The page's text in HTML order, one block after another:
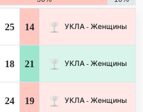
25 14 УКЛА - Женщины
18 21 УКЛА - Женщины
24 19 УКЛА - Женщины